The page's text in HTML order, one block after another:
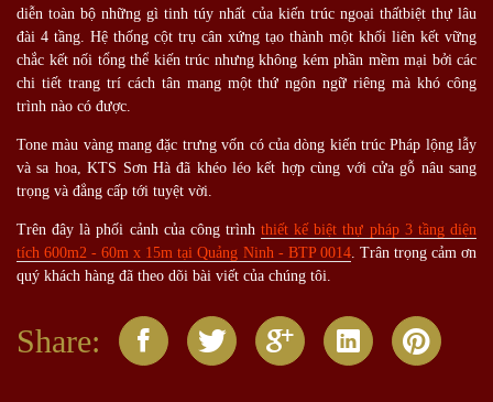
diễn toàn bộ những gì tinh túy nhất của kiến trúc ngoại thấtbiệt thự lâu
đài 4 tầng. Hệ thống cột trụ cân xứng tạo thành một khối liên kết vững
chắc kết nối tổng thể kiến trúc nhưng không kém phần mềm mại bởi các
chi tiết trang trí cách tân mang một thứ ngôn ngữ riêng mà khó công
trình nào có được.
Tone màu vàng mang đặc trưng vốn có của dòng kiến trúc Pháp lộng lẫy
và sa hoa, KTS Sơn Hà đã khéo léo kết hợp cùng với cửa gỗ nâu sang
trọng và đẳng cấp tới tuyệt vời.
Trên đây là phối cảnh của công trìnhthiết kế biệt thự pháp 3 tầng diện
tích 600m2 - 60m x 15m tại Quảng Ninh - BTP 0014. Trân trọng cảm ơn
quý khách hàng đã theo dõi bài viết của chúng tôi.
Share: